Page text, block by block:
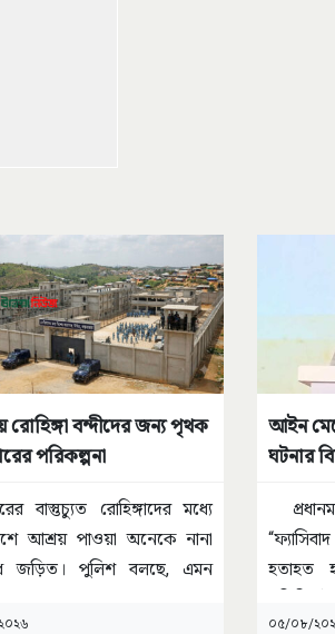
রোহিঙ্গা বন্দীদের জন্য পৃথক
পরিকল্পনা
বাস্তুচ্যুত রোহিঙ্গাদের মধ্যে
আশ্রয় পাওয়া অনেকে নানা
জড়িত। পুলিশ বলছে, এমন
আইন
ঘটনার
হতাহত
০৫/০৮/